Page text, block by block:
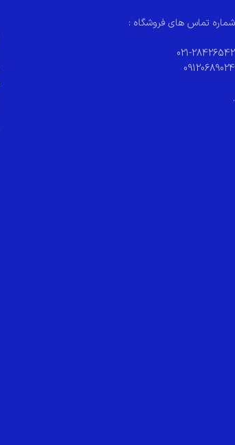
شماره تماس های فروشگاه :
021-28426542
09120689024
.